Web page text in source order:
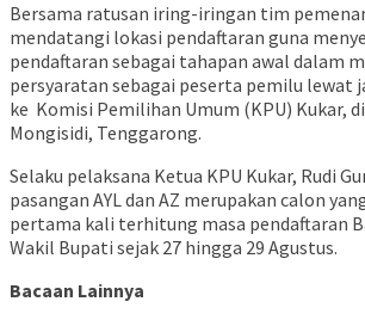
Bersama ratusan iring-iringan tim
mendatangi lokasi pendaftaran guna
pendaftaran sebagai tahapan awal dalam
persyaratan sebagai peserta pemilu lewat
ke Komisi Pemilihan Umum (KPU) Kukar,
Mongisidi, Tenggarong.
Selaku pelaksana Ketua KPU Kukar, Rudi
pasangan AYL dan AZ merupakan calon
pertama kali terhitung masa pendaftaran
Wakil Bupati sejak 27 hingga 29 Agustus.
Bacaan Lainnya